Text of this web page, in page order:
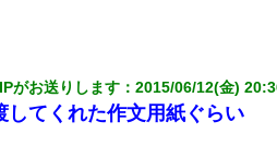
がお送りします ：2015/06/12(金)
してくれた作文用紙ぐらい